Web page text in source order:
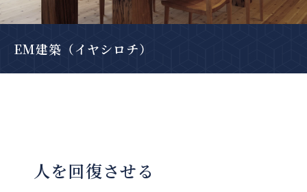
EM建築（イヤシロチ）
人を回復させる